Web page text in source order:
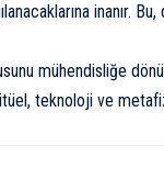
inanır.
mühendisliğe
teknoloji ve